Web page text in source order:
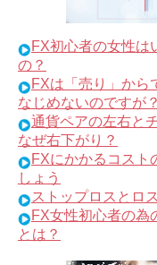
FX初心者の女性は
の？
FXは「売り」から
なじめないのですが？
通貨ペアの左右と
なぜ右下がり？
FXにかかるコスト
しょう
ストップロスとロ
FX女性初心者の為
とは？